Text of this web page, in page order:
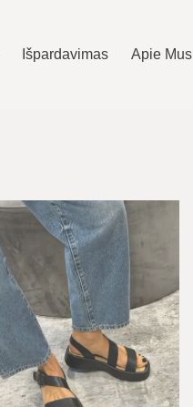
Išpardavimas Apie Mus